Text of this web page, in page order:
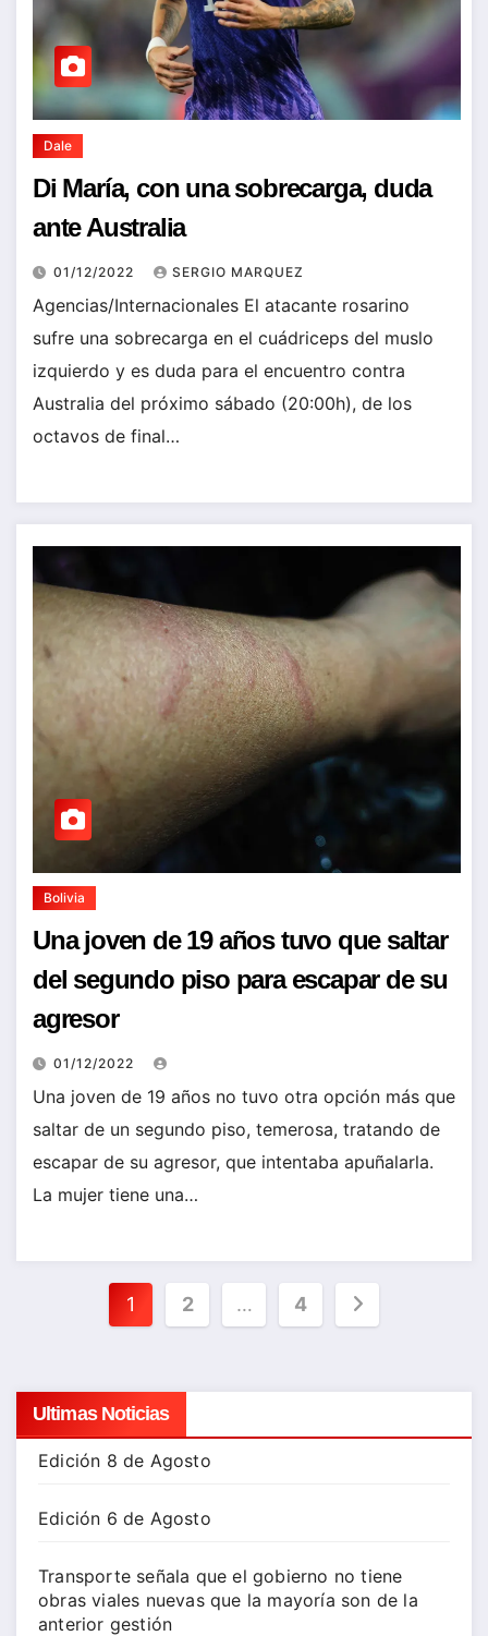
Dale
Di María, con una sobrecarga, duda
ante Australia
01/12/2022 SERGIO MARQUEZ
Agencias/Internacionales El atacante rosarino
sufre una sobrecarga en el cuádriceps del muslo
izquierdo y es duda para el encuentro contra
Australia del próximo sábado (20:00h), de los
octavos de final…
Bolivia
Una joven de 19 años tuvo que saltar
del segundo piso para escapar de su
agresor
01/12/2022
Una joven de 19 años no tuvo otra opción más que
saltar de un segundo piso, temerosa, tratando de
escapar de su agresor, que intentaba apuñalarla.
La mujer tiene una…
Paginación
entradas
1 2 … 4
Ultimas Noticias
Edición 8 de Agosto
Edición 6 de Agosto
Transporte señala que el gobierno no tiene
obras viales nuevas que la mayoría son de la
anterior gestión